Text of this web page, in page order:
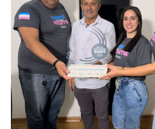
Kennedy, o sistema é integrado com
do país, sendo possível a identificação
meio do cruzamento de
específico, com dados de uma cidade
de Janeiro.
“Mais de 100 câmeras foram
interior de Presidente Kennedy,
segurança à população, seja nas ruas,
produtores agropecuários. Estamos
parabéns a todos os servidores que
segurança da nossa cidade”, destaca
Fontão.